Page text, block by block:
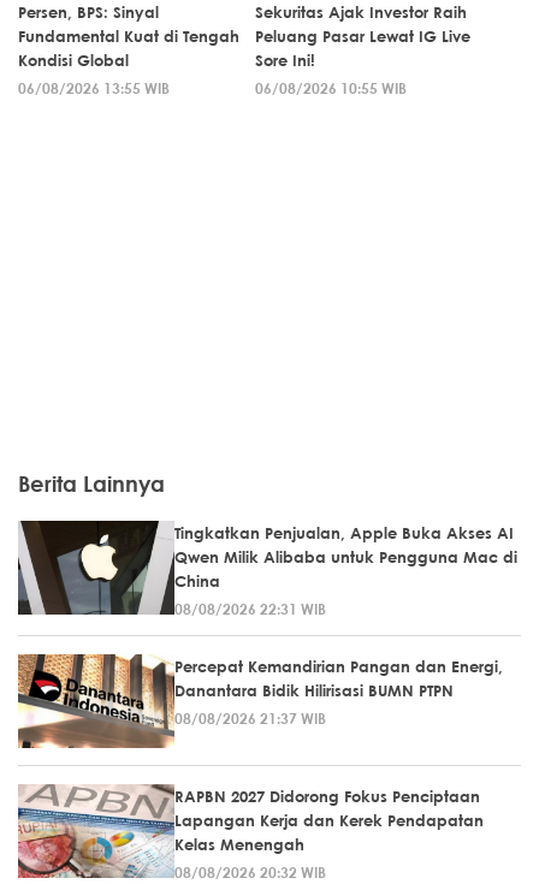
Persen, BPS: Sinyal
Fundamental Kuat di Tengah
Kondisi Global
06/08/2026 13:55 WIB
Sekuritas Ajak Investor Raih
Peluang Pasar Lewat IG Live
Sore Ini!
06/08/2026 10:55 WIB
Berita Lainnya
Tingkatkan Penjualan, Apple Buka Akses AI
Qwen Milik Alibaba untuk Pengguna Mac di
China
08/08/2026 22:31 WIB
Percepat Kemandirian Pangan dan Energi,
Danantara Bidik Hilirisasi BUMN PTPN
08/08/2026 21:37 WIB
RAPBN 2027 Didorong Fokus Penciptaan
Lapangan Kerja dan Kerek Pendapatan
Kelas Menengah
08/08/2026 20:32 WIB